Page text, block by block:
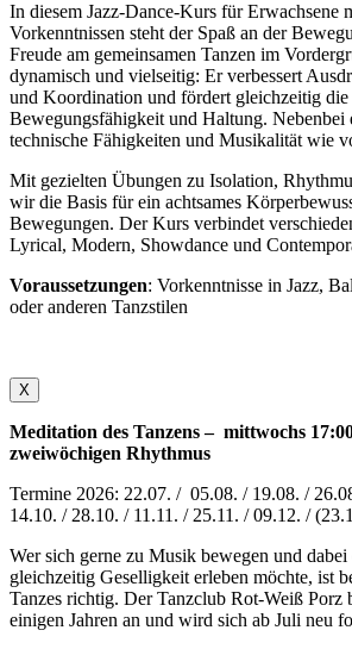
In diesem Jazz-Dance-Kurs für Erwachsene
Vorkenntnissen steht der Spaß an der
Freude am gemeinsamen Tanzen im
dynamisch und vielseitig: Er verbessert
und Koordination und fördert gleichzeitig die
Bewegungsfähigkeit und Haltung. Nebenbei
technische Fähigkeiten und Musikalität wie
Mit gezielten Übungen zu Isolation,
wir die Basis für ein achtsames
Bewegungen. Der Kurs verbindet
Lyrical, Modern, Showdance und
Voraussetzungen: Vorkenntnisse in Jazz,
oder anderen Tanzstilen
X
Meditation des Tanzens – mittwochs
zweiwöchigen Rhythmus
Termine 2026: 22.07. / 05.08. / 19.08. /
14.10. / 28.10. / 11.11. / 25.11. / 09.12. /
Wer sich gerne zu Musik bewegen und dabei
gleichzeitig Geselligkeit erleben möchte, ist
Tanzes richtig. Der Tanzclub Rot-Weiß Porz
einigen Jahren an und wird sich ab Juli neu